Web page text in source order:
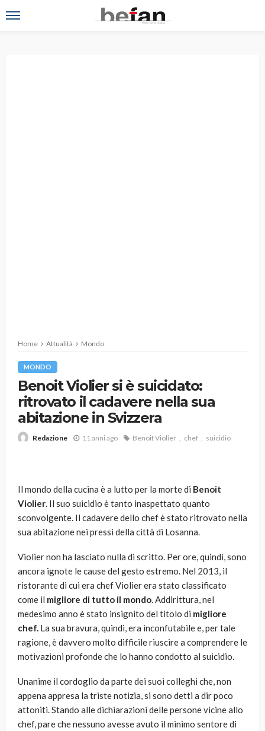
Home Attualità Mondo
MONDO
Benoit Violier si è suicidato:
ritrovato il cadavere nella sua
abitazione in Svizzera
Redazione 11 anni ago Benoit Violier chef suicidio
Il mondo della cucina è a lutto per la morte di Benoit
Violier. Il suo suicidio è tanto inaspettato quanto
sconvolgente. Il cadavere dello chef è stato ritrovato nella
sua abitazione nei pressi della città di Losanna.
Violier non ha lasciato nulla di scritto. Per ore, quindi, sono
ancora ignote le cause del gesto estremo. Nel 2013, il
ristorante di cui era chef Violier era stato classificato
come il migliore di tutto il mondo. Addirittura, nel
medesimo anno è stato insignito del titolo di migliore
chef. La sua bravura, quindi, era inconfutabile e, per tale
ragione, è davvero molto difficile riuscire a comprendere le
motivazioni profonde che lo hanno condotto al suicidio.
Unanime il cordoglio da parte dei suoi colleghi che, non
appena appresa la triste notizia, si sono detti a dir poco
attoniti. Stando alle dichiarazioni delle persone vicine allo
chef, pare che nessuno avesse avuto il minimo sentore di